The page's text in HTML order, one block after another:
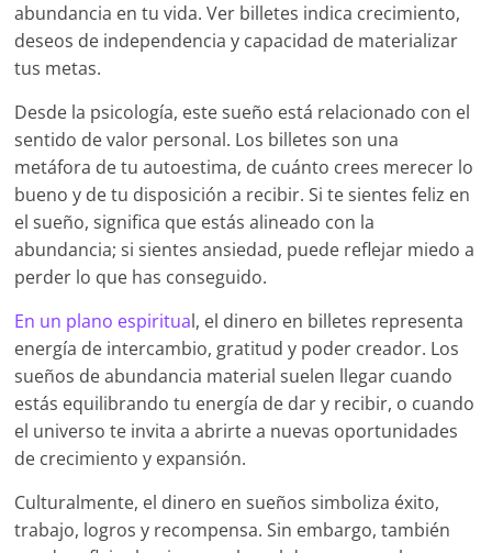
abundancia en tu vida. Ver billetes indica crecimiento,
deseos de independencia y capacidad de materializar
tus metas.
Desde la psicología, este sueño está relacionado con el
sentido de valor personal. Los billetes son una
metáfora de tu autoestima, de cuánto crees merecer lo
bueno y de tu disposición a recibir. Si te sientes feliz en
el sueño, significa que estás alineado con la
abundancia; si sientes ansiedad, puede reflejar miedo a
perder lo que has conseguido.
En un plano espiritual, el dinero en billetes representa
energía de intercambio, gratitud y poder creador. Los
sueños de abundancia material suelen llegar cuando
estás equilibrando tu energía de dar y recibir, o cuando
el universo te invita a abrirte a nuevas oportunidades
de crecimiento y expansión.
Culturalmente, el dinero en sueños simboliza éxito,
trabajo, logros y recompensa. Sin embargo, también